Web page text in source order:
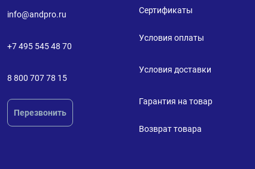
info@andpro.ru
+7 495 545 48 70
8 800 707 78 15
Перезвонить
Сертификаты
Условия оплаты
Условия доставки
Гарантия на товар
Возврат товара